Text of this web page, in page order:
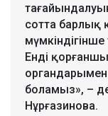
сотта барлық
Енді
органдарымен
боламыз», –
Нұрғазинова.